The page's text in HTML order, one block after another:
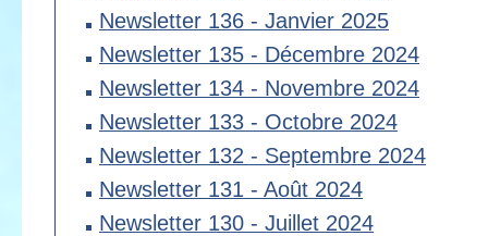
Newsletter 136 - Janvier 2025
Newsletter 135 - Décembre 2024
Newsletter 134 - Novembre 2024
Newsletter 133 - Octobre 2024
Newsletter 132 - Septembre 2024
Newsletter 131 - Août 2024
Newsletter 130 - Juillet 2024